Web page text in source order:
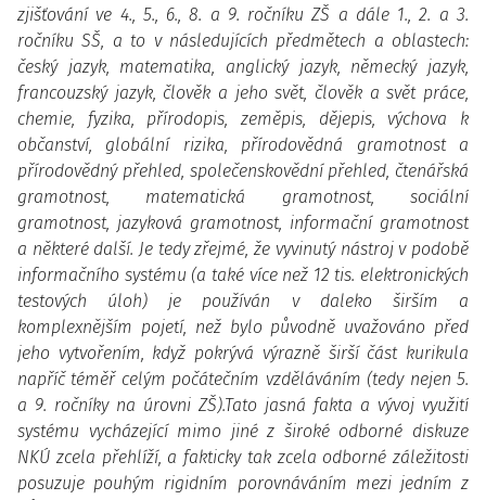
zjišťování ve 4., 5., 6., 8. a 9. ročníku ZŠ a dále 1., 2. a 3.
ročníku SŠ, a to v následujících předmětech a oblastech:
český jazyk, matematika, anglický jazyk, německý jazyk,
francouzský jazyk, člověk a jeho svět, člověk a svět práce,
chemie, fyzika, přírodopis, zeměpis, dějepis, výchova k
občanství, globální rizika, přírodovědná gramotnost a
přírodovědný přehled, společenskovědní přehled, čtenářská
gramotnost, matematická gramotnost, sociální
gramotnost, jazyková gramotnost, informační gramotnost
a některé další. Je tedy zřejmé, že vyvinutý nástroj v podobě
informačního systému (a také více než 12 tis. elektronických
testových úloh) je používán v daleko širším a
komplexnějším pojetí, než bylo původně uvažováno před
jeho vytvořením, když pokrývá výrazně širší část kurikula
napříč téměř celým počátečním vzděláváním (tedy nejen 5.
a 9. ročníky na úrovni ZŠ).Tato jasná fakta a vývoj využití
systému vycházející mimo jiné z široké odborné diskuze
NKÚ zcela přehlíží, a fakticky tak zcela odborné záležitosti
posuzuje pouhým rigidním porovnáváním mezi jedním z